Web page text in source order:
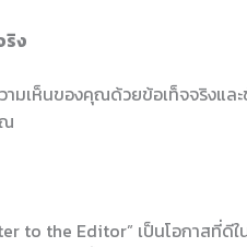
ริง
มเห็นของคุณด้วยข้อเท็จจริงแล
to the Editor” เป็นโอกาสที่ดี